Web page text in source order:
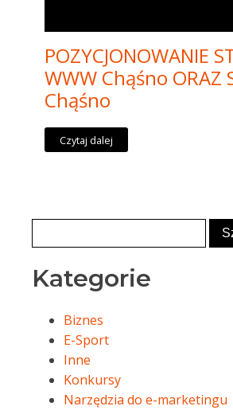
POZYCJONOWANIE
WWW Chąśno ORAZ
Chąśno
Czytaj dalej
Kategorie
Biznes
E-Sport
Inne
Konkursy
Narzędzia do e-marketingu